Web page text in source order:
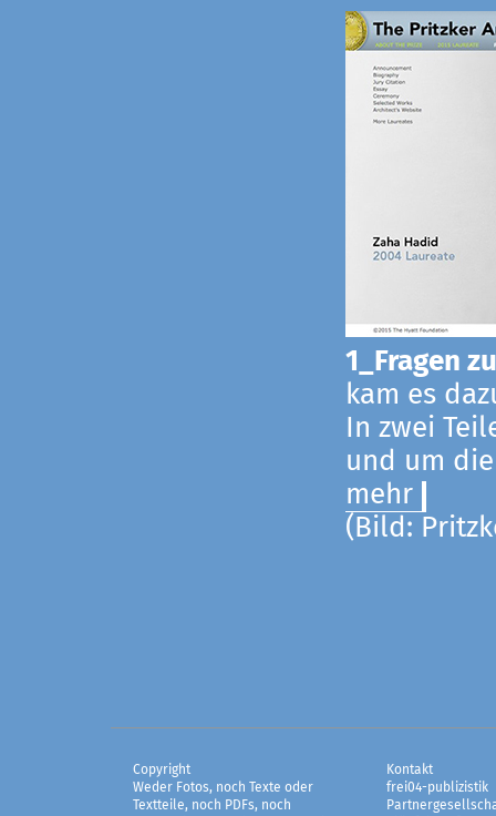
1_Fragen
kam es
In zwei
und um
mehr
(Bild:
Copyright
Weder Fotos, noch Texte oder
Textteile, noch PDFs, noch
Kontakt
frei04-publizistik